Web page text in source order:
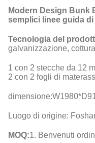
Modern Design Bunk
semplici linee guida
Tecnologia del
galvanizzazione,
1 con 2 stecche da 12
2 con 2 fogli di
dimensione:
Luogo di origine:
MOQ:1. Benvenuti